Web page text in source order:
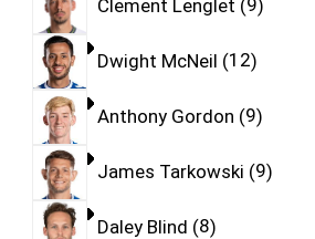
Clement Lenglet 9
Dwight McNeil 12
Anthony Gordon 9
James Tarkowski 9
Daley Blind 8